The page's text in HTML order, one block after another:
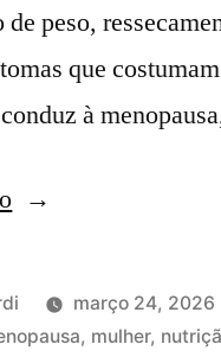
peso,
que
à
março 24, 2026
, mulher,